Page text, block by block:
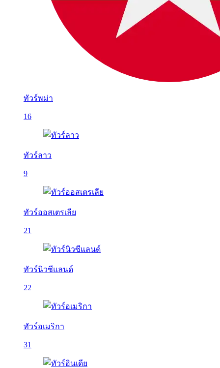
ทัวร์พม่า
16
ทัวร์ลาว
9
ทัวร์ออสเตรเลีย
21
ทัวร์นิวซีแลนด์
22
ทัวร์อเมริกา
31